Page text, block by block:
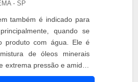
- SP
também é indicado para
quando se
produto com água. Ele é
de óleos minerais
extrema pressão e amidas
Vantagens do óleo de